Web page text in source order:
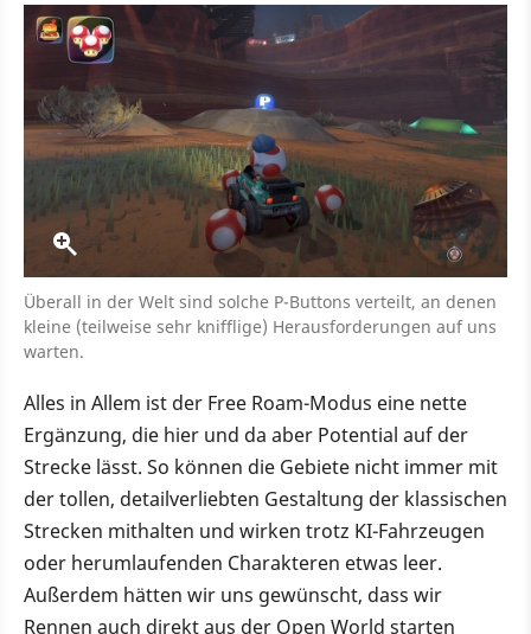
Überall in der Welt sind solche P-Buttons verteilt, an denen
kleine (teilweise sehr knifflige) Herausforderungen auf uns
warten.
Alles in Allem ist der Free Roam-Modus eine nette
Ergänzung, die hier und da aber Potential auf der
Strecke lässt. So können die Gebiete nicht immer mit
der tollen, detailverliebten Gestaltung der klassischen
Strecken mithalten und wirken trotz KI-Fahrzeugen
oder herumlaufenden Charakteren etwas leer.
Außerdem hätten wir uns gewünscht, dass wir
Rennen auch direkt aus der Open World starten